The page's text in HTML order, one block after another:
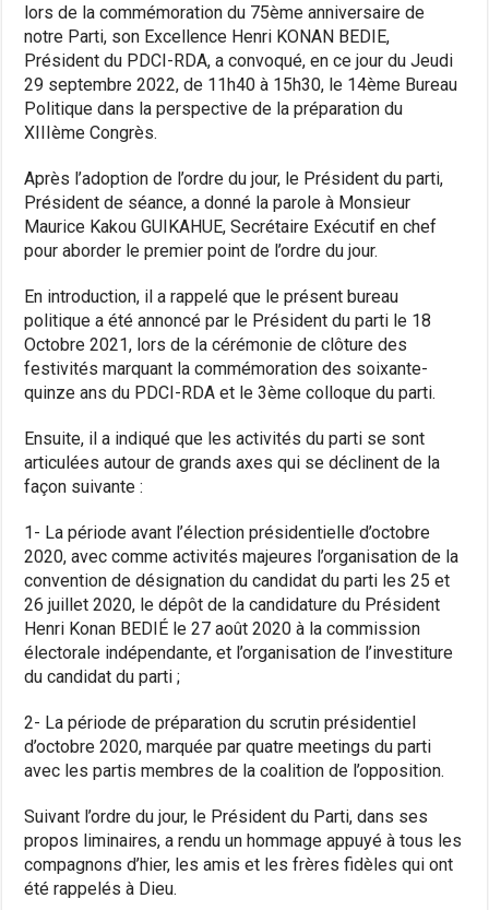
lors de la commémoration du 75ème anniversaire de
notre Parti, son Excellence Henri KONAN BEDIE,
Président du PDCI-RDA, a convoqué, en ce jour du Jeudi
29 septembre 2022, de 11h40 à 15h30, le 14ème Bureau
Politique dans la perspective de la préparation du
XIIIème Congrès.
Après l’adoption de l’ordre du jour, le Président du parti,
Président de séance, a donné la parole à Monsieur
Maurice Kakou GUIKAHUE, Secrétaire Exécutif en chef
pour aborder le premier point de l’ordre du jour.
En introduction, il a rappelé que le présent bureau
politique a été annoncé par le Président du parti le 18
Octobre 2021, lors de la cérémonie de clôture des
festivités marquant la commémoration des soixante-
quinze ans du PDCI-RDA et le 3ème colloque du parti.
Ensuite, il a indiqué que les activités du parti se sont
articulées autour de grands axes qui se déclinent de la
façon suivante :
1- La période avant l’élection présidentielle d’octobre
2020, avec comme activités majeures l’organisation de la
convention de désignation du candidat du parti les 25 et
26 juillet 2020, le dépôt de la candidature du Président
Henri Konan BEDIÉ le 27 août 2020 à la commission
électorale indépendante, et l’organisation de l’investiture
du candidat du parti ;
2- La période de préparation du scrutin présidentiel
d’octobre 2020, marquée par quatre meetings du parti
avec les partis membres de la coalition de l’opposition.
Suivant l’ordre du jour, le Président du Parti, dans ses
propos liminaires, a rendu un hommage appuyé à tous les
compagnons d’hier, les amis et les frères fidèles qui ont
été rappelés à Dieu.